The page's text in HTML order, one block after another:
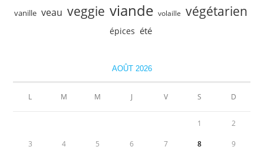
vanille veau veggie viande volaille végétarien
épices été
AOÛT 2026
L M M J V S D
1 2
3 4 5 6 7 8 9